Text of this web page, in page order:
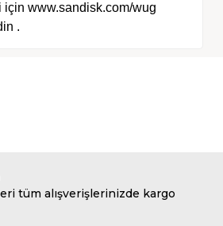
www.sandisk.com/wug
.
tüm alışverişlerinizde kargo